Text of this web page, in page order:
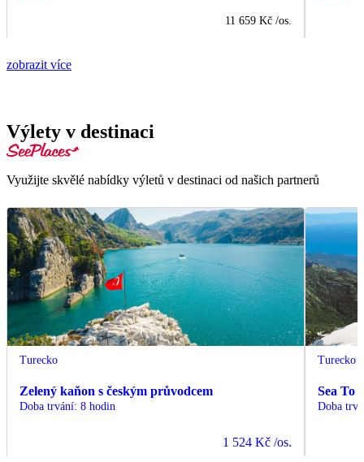
11 659 Kč /os.
zobrazit více
Výlety v destinaci
Využijte skvělé nabídky výletů v destinaci od našich partnerů
Turecko
Zelený kaňon s českým průvodcem
Doba trvání: 8 hodin
1 524 Kč /os.
Turecko
Sea To
Doba